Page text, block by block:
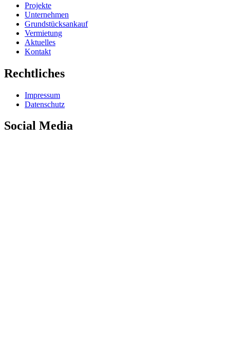
Projekte
Unternehmen
Grundstücksankauf
Vermietung
Aktuelles
Kontakt
Rechtliches
Impressum
Datenschutz
Social Media